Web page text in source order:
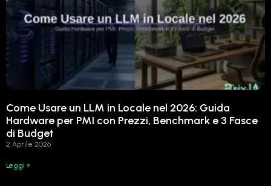
Come Usare un LLM in Locale nel 2026: Guida
Hardware per PMI con Prezzi, Benchmark e 3 Fasce
di Budget
2 Aprile 2026
Leggi »